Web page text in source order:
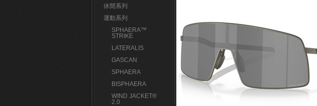
休閒系列
運動系列
SPHAERA™
STRIKE
LATERALIS
GASCAN
SPHAERA
BISPHAERA
WIND JACKET®
2.0